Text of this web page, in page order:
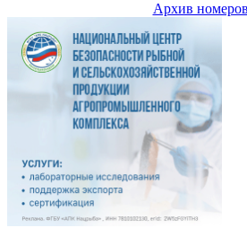
Архив номеров